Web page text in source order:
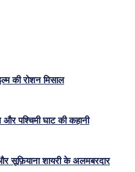
की रोशन मिसाल
पश्चिमी घाट की कहानी
सूफ़ियाना शायरी के अलमबरदार